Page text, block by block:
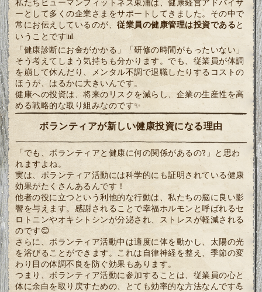
私たちヒューマンフィットネス東浦は、健康経営アドバイザ
ーとして多くの企業さまをサポートしてきました。その中で
常にお伝えしているのが、従業員の健康管理は投資であると
いうことです📊
「健康診断にお金がかかる」「研修の時間がもったいない」
そう考えてしまう気持ちも分かります。でも、従業員が体調
を崩して休んだり、メンタル不調で退職したりするコストの
ほうが、はるかに大きいんです。
健康への投資は、将来のリスクを減らし、企業の生産性を高
める戦略的な取り組みなのです✨
ボランティアが新しい健康投資になる理由
「でも、ボランティアと健康に何の関係があるの?」と思わ
れますよね。
実は、ボランティア活動には科学的にも証明されている健康
効果がたくさんあるんです！
他者の役に立つという利他的な行動は、私たちの脳に良い影
響を与えます。感謝されることで幸福ホルモンと呼ばれるセ
ロトニンやオキシトシンが分泌され、ストレスが軽減される
のです😊
さらに、ボランティア活動中は適度に体を動かし、太陽の光
を浴びることができます。これは自律神経を整え、季節の変
わり目の体調不良を防ぐ効果もあります。
つまり、ボランティア活動に参加することは、従業員の心と
体に余白を取り戻すための、とても効率的な方法なんです💪